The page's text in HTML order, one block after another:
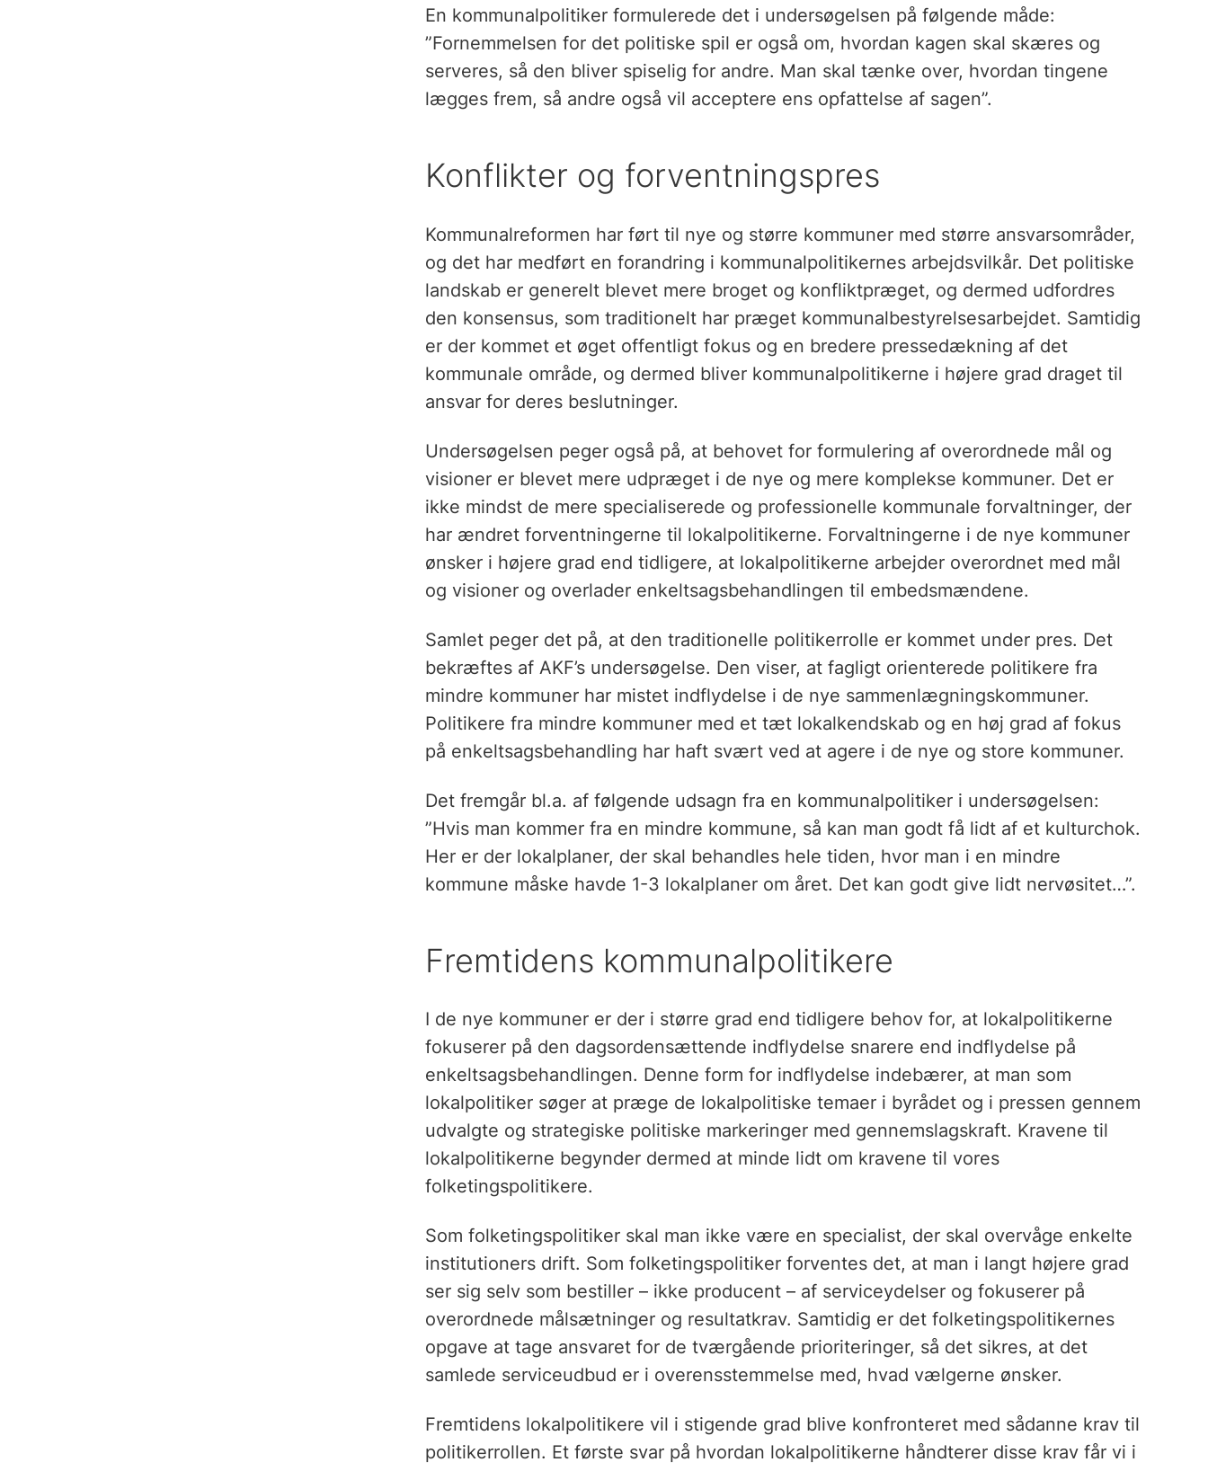
En kommunalpolitiker formulerede det i undersøgelsen på følgende måde:
”Fornemmelsen for det politiske spil er også om, hvordan kagen skal skæres og
serveres, så den bliver spiselig for andre. Man skal tænke over, hvordan tingene
lægges frem, så andre også vil acceptere ens opfattelse af sagen”.
Konflikter og forventningspres
Kommunalreformen har ført til nye og større kommuner med større ansvarsområder,
og det har medført en forandring i kommunalpolitikernes arbejdsvilkår. Det politiske
landskab er generelt blevet mere broget og konfliktpræget, og dermed udfordres
den konsensus, som traditionelt har præget kommunalbestyrelsesarbejdet. Samtidig
er der kommet et øget offentligt fokus og en bredere pressedækning af det
kommunale område, og dermed bliver kommunalpolitikerne i højere grad draget til
ansvar for deres beslutninger.
Undersøgelsen peger også på, at behovet for formulering af overordnede mål og
visioner er blevet mere udpræget i de nye og mere komplekse kommuner. Det er
ikke mindst de mere specialiserede og professionelle kommunale forvaltninger, der
har ændret forventningerne til lokalpolitikerne. Forvaltningerne i de nye kommuner
ønsker i højere grad end tidligere, at lokalpolitikerne arbejder overordnet med mål
og visioner og overlader enkeltsagsbehandlingen til embedsmændene.
Samlet peger det på, at den traditionelle politikerrolle er kommet under pres. Det
bekræftes af AKF’s undersøgelse. Den viser, at fagligt orienterede politikere fra
mindre kommuner har mistet indflydelse i de nye sammenlægningskommuner.
Politikere fra mindre kommuner med et tæt lokalkendskab og en høj grad af fokus
på enkeltsagsbehandling har haft svært ved at agere i de nye og store kommuner.
Det fremgår bl.a. af følgende udsagn fra en kommunalpolitiker i undersøgelsen:
”Hvis man kommer fra en mindre kommune, så kan man godt få lidt af et kulturchok.
Her er der lokalplaner, der skal behandles hele tiden, hvor man i en mindre
kommune måske havde 1-3 lokalplaner om året. Det kan godt give lidt nervøsitet…”.
Fremtidens kommunalpolitikere
I de nye kommuner er der i større grad end tidligere behov for, at lokalpolitikerne
fokuserer på den dagsordensættende indflydelse snarere end indflydelse på
enkeltsagsbehandlingen. Denne form for indflydelse indebærer, at man som
lokalpolitiker søger at præge de lokalpolitiske temaer i byrådet og i pressen gennem
udvalgte og strategiske politiske markeringer med gennemslagskraft. Kravene til
lokalpolitikerne begynder dermed at minde lidt om kravene til vores
folketingspolitikere.
Som folketingspolitiker skal man ikke være en specialist, der skal overvåge enkelte
institutioners drift. Som folketingspolitiker forventes det, at man i langt højere grad
ser sig selv som bestiller – ikke producent – af serviceydelser og fokuserer på
overordnede målsætninger og resultatkrav. Samtidig er det folketingspolitikernes
opgave at tage ansvaret for de tværgående prioriteringer, så det sikres, at det
samlede serviceudbud er i overensstemmelse med, hvad vælgerne ønsker.
Fremtidens lokalpolitikere vil i stigende grad blive konfronteret med sådanne krav til
politikerrollen. Et første svar på hvordan lokalpolitikerne håndterer disse krav får vi i